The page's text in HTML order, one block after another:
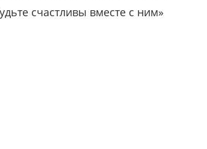
счастливы вместе с ним»